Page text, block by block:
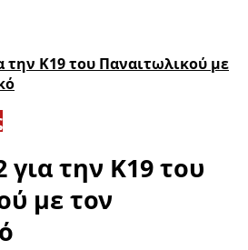
την Κ19 του Παναιτωλικού με
για την Κ19 του
με τον